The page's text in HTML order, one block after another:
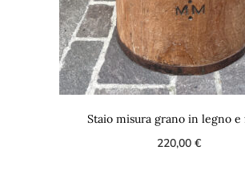
Staio misura grano in legno
220,00€